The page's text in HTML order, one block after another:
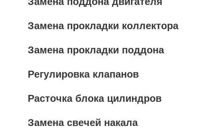
Замена прокладки коллектора
Замена прокладки поддона
Регулировка клапанов
Расточка блока цилиндров
Замена свечей накала